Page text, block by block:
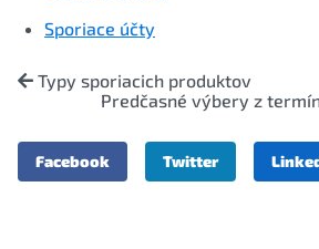
Sporiace účty
Typy sporiacich produktov
Predčasné výbery z
Facebook Twitter